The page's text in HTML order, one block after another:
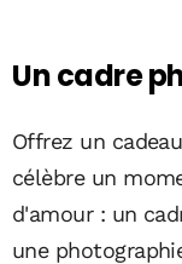
Un cadre
Offrez un
célèbre un
d'amour : un
une